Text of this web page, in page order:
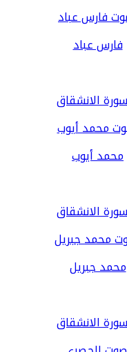
فارس عباد
محمد أيوب
محمد جبريل